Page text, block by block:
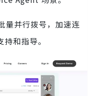
量并行拨号，加速连
和指导。